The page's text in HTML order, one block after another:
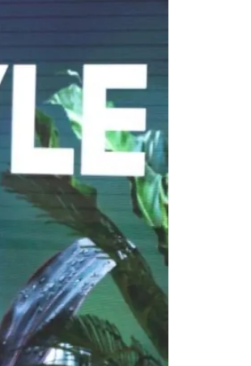
لامبورغيني في التحول
تامة على حلبات السباق كما